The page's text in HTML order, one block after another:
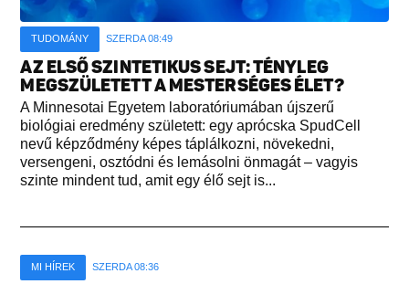
TUDOMÁNY SZERDA 08:49
AZ ELSŐ SZINTETIKUS SEJT: TÉNYLEG
MEGSZÜLETETT A MESTERSÉGES ÉLET?
A Minnesotai Egyetem laboratóriumában újszerű
biológiai eredmény született: egy aprócska SpudCell
nevű képződmény képes táplálkozni, növekedni,
versengeni, osztódni és lemásolni önmagát – vagyis
szinte mindent tud, amit egy élő sejt is...
MI HÍREK SZERDA 08:36